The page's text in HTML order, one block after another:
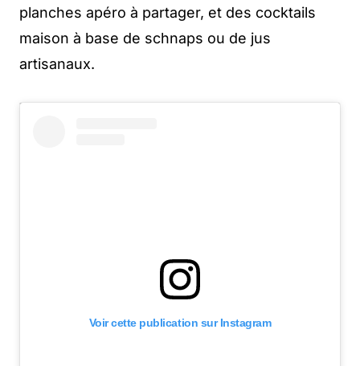
planches apéro à partager, et des cocktails
maison à base de schnaps ou de jus
artisanaux.
Voir cette publication sur Instagram